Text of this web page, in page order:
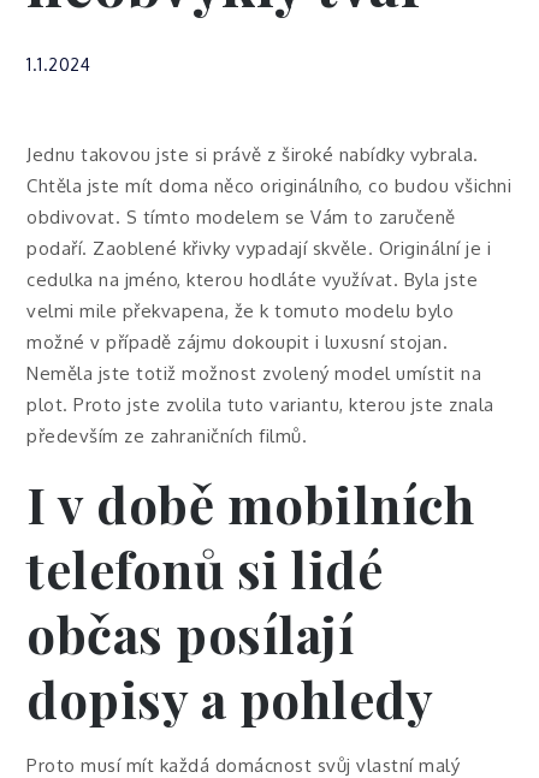
1.1.2024
Jednu takovou jste si právě z široké nabídky vybrala.
Chtěla jste mít doma něco originálního, co budou všichni
obdivovat. S tímto modelem se Vám to zaručeně
podaří. Zaoblené křivky vypadají skvěle. Originální je i
cedulka na jméno, kterou hodláte využívat. Byla jste
velmi mile překvapena, že k tomuto modelu bylo
možné v případě zájmu dokoupit i luxusní stojan.
Neměla jste totiž možnost zvolený model umístit na
plot. Proto jste zvolila tuto variantu, kterou jste znala
především ze zahraničních filmů.
I v době mobilních
telefonů si lidé
občas posílají
dopisy a pohledy
Proto musí mít každá domácnost svůj vlastní malý